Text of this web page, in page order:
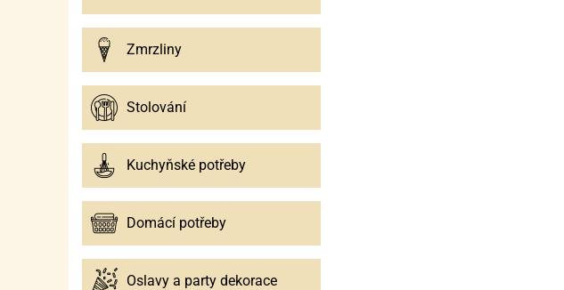
Zmrzliny
Stolování
Kuchyňské potřeby
Domácí potřeby
Oslavy a party dekorace